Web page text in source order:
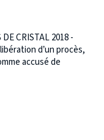
CRISTAL 2018 -
d’un procès,
accusé de